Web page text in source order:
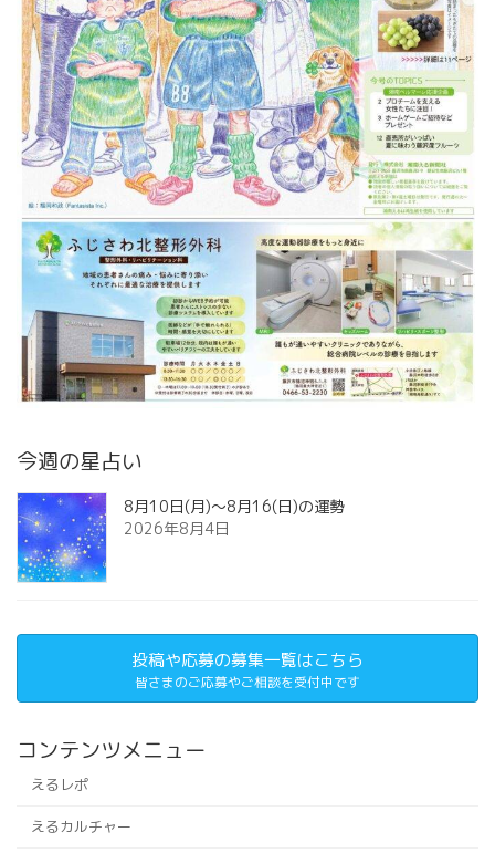
今週の星占い
8月10日(月)～8月16(日)の運勢
2026年8月4日
投稿や応募の募集一覧はこちら
皆さまのご応募やご相談を受付中です
コンテンツメニュー
えるレポ
えるカルチャー